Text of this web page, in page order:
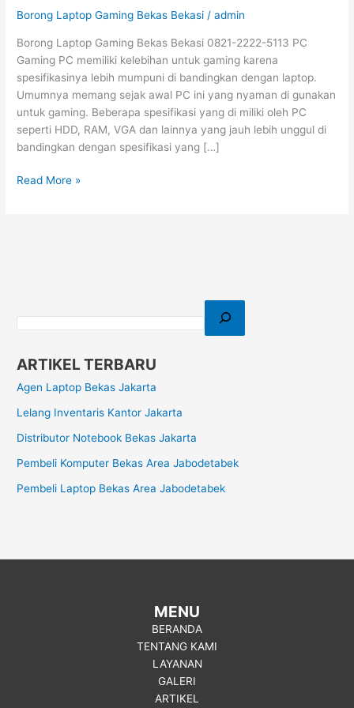
Borong Laptop Gaming Bekas Bekasi /admin
Borong Laptop Gaming Bekas Bekasi 0821-2222-5113 PC
Gaming PC memiliki kelebihan untuk gaming karena
spesifikasinya lebih mumpuni di bandingkan dengan laptop.
Umumnya memang sejak awal PC ini yang nyaman di gunakan
untuk gaming. Beberapa spesifikasi yang di miliki oleh PC
seperti HDD, RAM, VGA dan lainnya yang jauh lebih unggul di
bandingkan dengan spesifikasi yang […]
Read More »
ARTIKEL TERBARU
Agen Laptop Bekas Jakarta
Lelang Inventaris Kantor Jakarta
Distributor Notebook Bekas Jakarta
Pembeli Komputer Bekas Area Jabodetabek
Pembeli Laptop Bekas Area Jabodetabek
MENU
BERANDA
TENTANG KAMI
LAYANAN
GALERI
ARTIKEL